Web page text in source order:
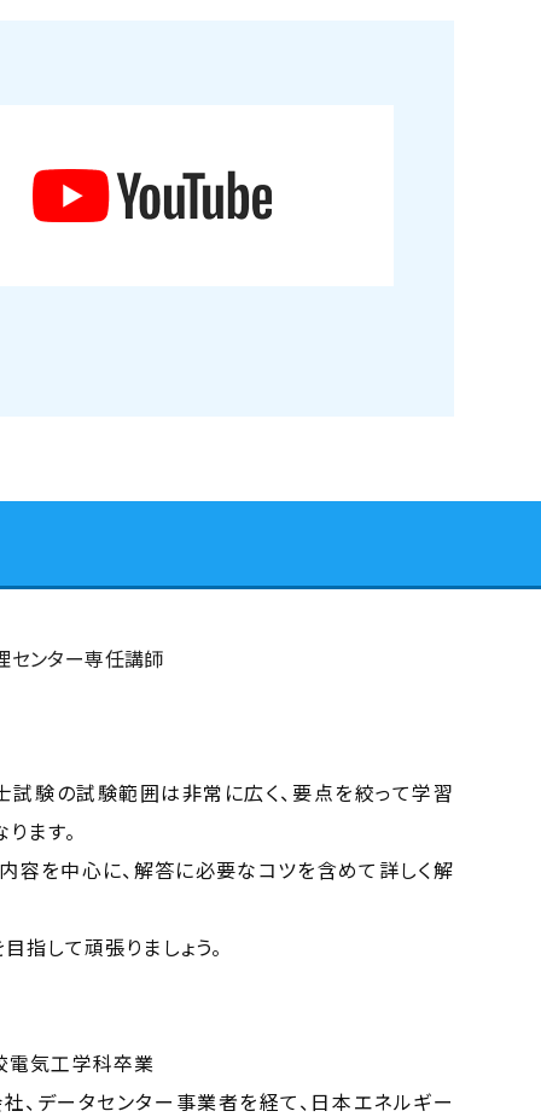
センター専任講師
験の試験範囲は非常に広く、要点を絞って学習
ます。
容を中心に、解答に必要なコツを含めて詳しく解
指して頑張りましょう。
電気工学科卒業
、データセンター事業者を経て、日本エネルギー